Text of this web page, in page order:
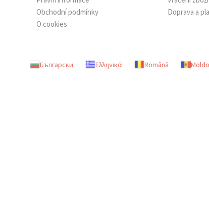
Obchodní podmínky
O cookies
Doprava a
Български Ελληνικά Română